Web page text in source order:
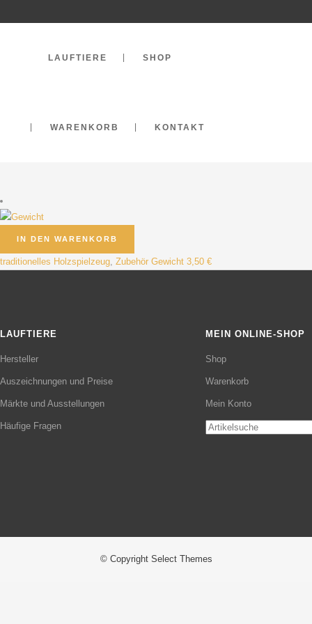
LAUFTIERE SHOP
WARENKORB KONTAKT
IN DEN WARENKORB
traditionelles Holzspielzeug, Zubehör Gewicht 3,50 €
LAUFTIERE
Hersteller
Auszeichnungen und Preise
Märkte und Ausstellungen
Häufige Fragen
MEIN ONLINE-SHOP
Shop
Warenkorb
Mein Konto
Search
© Copyright Select Themes